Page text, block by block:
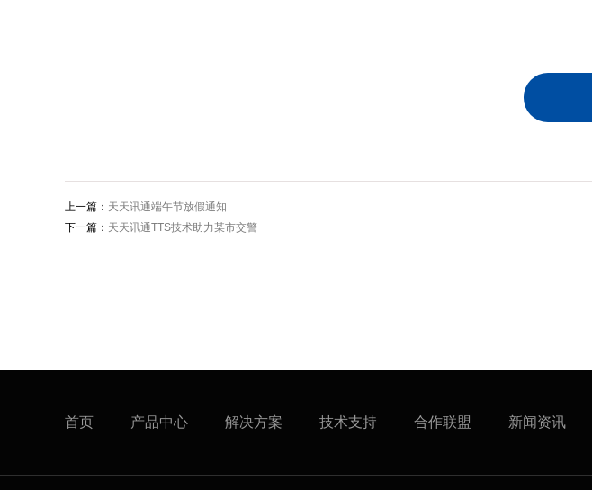
上一篇： 天天讯通端午节放假通知
下一篇： 天天讯通TTS技术助力某市交警
首页 产品中心 解决方案 技术支持 合作联盟 新闻资讯